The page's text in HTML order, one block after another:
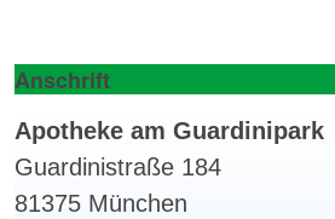
Anschrift
Apotheke am Guardinipark
Guardinistraße 184
81375 München